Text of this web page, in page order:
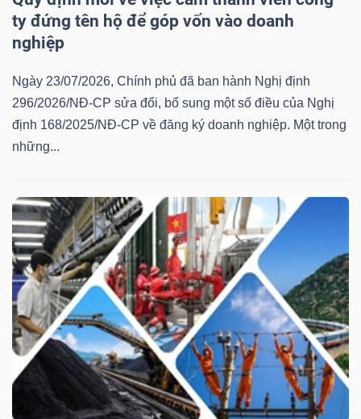
ty đứng tên hộ để góp vốn vào doanh
nghiệp
Ngày 23/07/2026, Chính phủ đã ban hành Nghị định
296/2026/NĐ-CP sửa đổi, bổ sung một số điều của Nghị
định 168/2025/NĐ-CP về đăng ký doanh nghiệp. Một trong
những...
(-)
Dịch
vụ
(-)
tạo
Sách
tài
chính